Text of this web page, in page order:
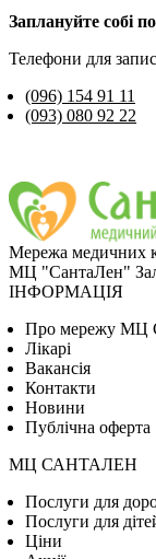
Заплануйте собі
Телефони для
(096) 154 91 11
(093) 080 92 22
Мережа медичних
МЦ "СантаЛен"
ІНФОРМАЦІЯ
Про мережу МЦ
Лікарі
Вакансія
Контакти
Новини
Публічна оферта
МЦ САНТАЛЕН
Послуги для
Послуги для
Цiни